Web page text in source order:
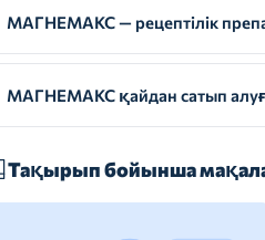
МАГНЕМАКС — рецептілік
МАГНЕМАКС қайдан сатып
Тақырып бойынша